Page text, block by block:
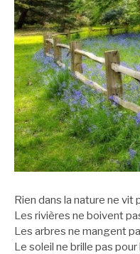
Rien dans la nature ne vit
Les rivières ne boivent
Les arbres ne mangent
Le soleil ne brille pas